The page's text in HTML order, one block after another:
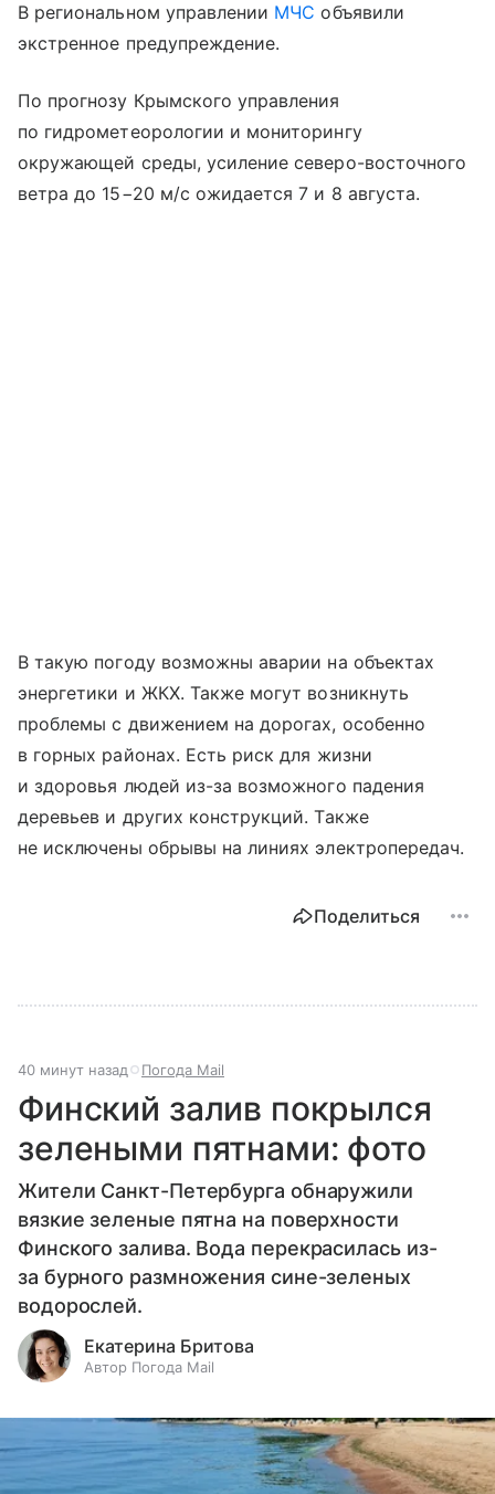
В региональном управлении МЧС объявили
экстренное предупреждение.
По прогнозу Крымского управления
по гидрометеорологии и мониторингу
окружающей среды, усиление северо-восточного
ветра до 15−20 м/с ожидается 7 и 8 августа.
В такую погоду возможны аварии на объектах
энергетики и ЖКХ. Также могут возникнуть
проблемы с движением на дорогах, особенно
в горных районах. Есть риск для жизни
и здоровья людей из-за возможного падения
деревьев и других конструкций. Также
не исключены обрывы на линиях электропередач.
Поделиться
40 минут назад Погода Mail
Финский залив покрылся
зелеными пятнами: фото
Жители Санкт-Петербурга обнаружили
вязкие зеленые пятна на поверхности
Финского залива. Вода перекрасилась из-
за бурного размножения сине-зеленых
водорослей.
Екатерина Бритова
Автор Погода Mail